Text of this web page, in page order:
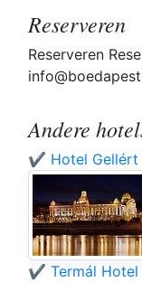
Reserveren
Reserveren
Andere
✔️ Hotel Gellért
✔️ Termál Hotel